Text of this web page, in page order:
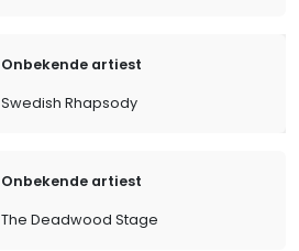
Onbekende artiest
Swedish Rhapsody
Onbekende artiest
The Deadwood Stage